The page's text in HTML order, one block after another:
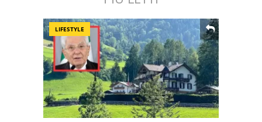
LIFESTYLE